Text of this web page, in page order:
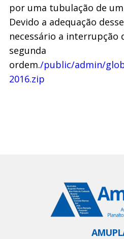
por uma tubulação de
Devido a adequação
necessário a interrupção
segunda
ordem./public/admin/
2016.zip